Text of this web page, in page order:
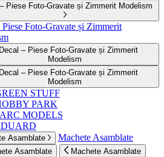
Piese Foto-Gravate și Zimmerit Modelism
Foto-Gravate și Zimmerit
Modelism
Modelism
STUFF
PARK
MODELS
Asamblate Machete Asamblate
Asamblate Machete Asamblate